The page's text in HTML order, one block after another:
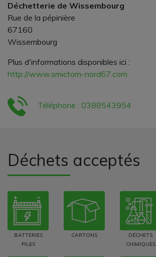
Déchetterie de Wissembourg
Rue de la pépinière
67160
Wissembourg
Plus d'informations disponibles ici :
http://www.smictom-nord67.com
Téléphone : 0388543954
Déchets acceptés
BATTERIES
PILES
CARTONS
DÉCHETS
CHIMIQUES